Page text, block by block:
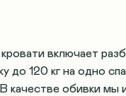
включает
до 120 кг на одно
качестве обивки мы